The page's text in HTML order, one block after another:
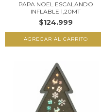
PAPA NOEL ESCALANDO
INFLABLE 1,20MT
$124.999